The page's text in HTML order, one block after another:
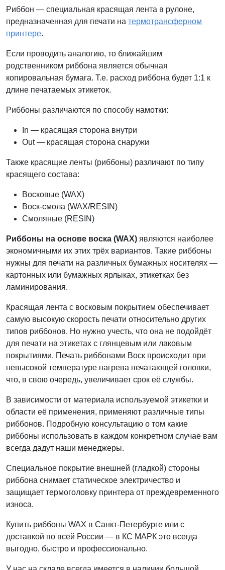
Риббон — специальная красящая лента в рулоне,
предназначенная для печати на термотрансферном
принтере.
Если проводить аналогию, то ближайшим
родственником риббона является обычная
копировальная бумага. Т.е. расход риббона будет 1:1 к
длине печатаемых этикеток.
Риббоны различаются по способу намотки:
In — красящая сторона внутри
Out — красящая сторона снаружи
Также красящие ленты (риббоны) различают по типу
красящего состава:
Восковые (WAX)
Воск-смола (WAX/RESIN)
Смоляные (RESIN)
Риббоны на основе воска (WAX) являются наиболее
экономичными их этих трёх вариантов. Такие риббоны
нужны для печати на различных бумажных носителях —
картонных или бумажных ярлыках, этикетках без
ламинирования.
Красящая лента с восковым покрытием обеспечивает
самую высокую скорость печати относительно других
типов риббонов. Но нужно учесть, что она не подойдёт
для печати на этикетах с глянцевым или лаковым
покрытиями. Печать риббонами Воск происходит при
невысокой температуре нагрева печатающей головки,
что, в свою очередь, увеличивает срок её службы.
В зависимости от материала используемой этикетки и
области её применения, применяют различные типы
риббонов. Подробную консультацию о том какие
риббоны использовать в каждом конкретном случае вам
всегда дадут наши менеджеры.
Специальное покрытие внешней (гладкой) стороны
риббона снимает статическое электричество и
защищает термоголовку принтера от преждевременного
износа.
Купить риббоны WAX в Санкт-Петербурге или с
доставкой по всей России — в КС МАРК это всегда
выгодно, быстро и профессионально.